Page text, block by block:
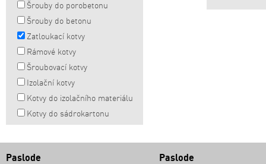
Šrouby do porobetonu
Šrouby do betonu
Zatloukací kotvy
Rámové kotvy
Šroubovací kotvy
Izolační kotvy
Kotvy do izolačního materiálu
Kotvy do sádrokartonu
Paslode Paslode